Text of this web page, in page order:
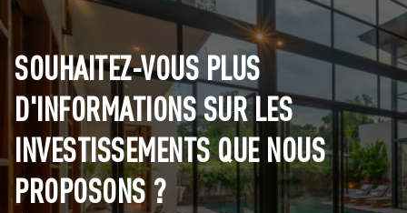
SOUHAITEZ-VOUS PLUS
D'INFORMATIONS SUR LES
INVESTISSEMENTS QUE NOUS
PROPOSONS ?